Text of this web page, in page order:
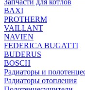
Запчасти для котлов
BAXI
PROTHERM
VAILLANT
NAVIEN
FEDERICA BUGATTI
BUDERUS
BOSCH
Радиаторы и
Радиаторы отопления